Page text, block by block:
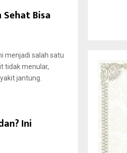
Bisa
menjadi salah satu
tidak menular,
jantung.
Ini